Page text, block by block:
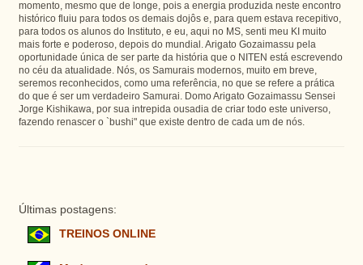
momento, mesmo que de longe, pois a energia produzida neste encontro
histórico fluiu para todos os demais dojôs e, para quem estava recepitivo,
para todos os alunos do Instituto, e eu, aqui no MS, senti meu KI muito
mais forte e poderoso, depois do mundial. Arigato Gozaimassu pela
oportunidade única de ser parte da história que o NITEN está escrevendo
no céu da atualidade. Nós, os Samurais modernos, muito em breve,
seremos reconhecidos, como uma referência, no que se refere a prática
do que é ser um verdadeiro Samurai. Domo Arigato Gozaimassu Sensei
Jorge Kishikawa, por sua intrepida ousadia de criar todo este universo,
fazendo renascer o `bushi" que existe dentro de cada um de nós.
Últimas postagens:
TREINOS ONLINE